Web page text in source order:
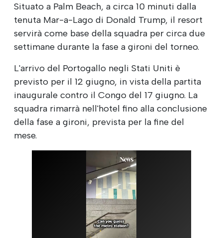
Situato a Palm Beach, a circa 10 minuti dalla
tenuta Mar-a-Lago di Donald Trump, il resort
servirà come base della squadra per circa due
settimane durante la fase a gironi del torneo.
L'arrivo del Portogallo negli Stati Uniti è
previsto per il 12 giugno, in vista della partita
inaugurale contro il Congo del 17 giugno. La
squadra rimarrà nell'hotel fino alla conclusione
della fase a gironi, prevista per la fine del
mese.